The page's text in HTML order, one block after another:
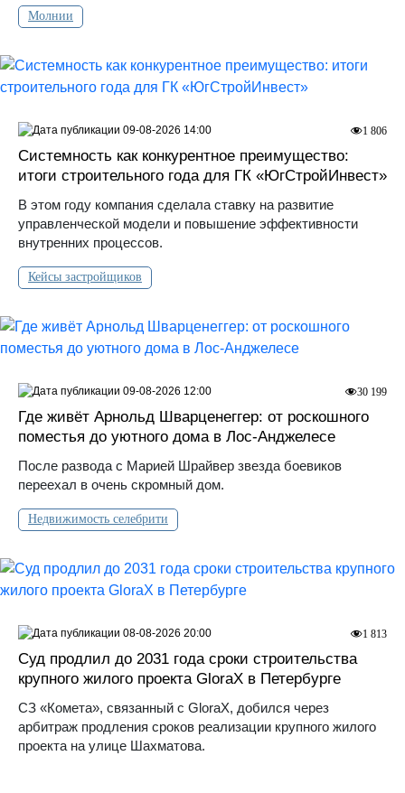
Молнии
Системность как конкурентное преимущество:
итоги строительного года для ГК «ЮгСтройИнвест»
В этом году компания сделала ставку на развитие
управленческой модели и повышение эффективности
внутренних процессов.
Кейсы застройщиков
1 806
09-08-2026 14:00
Где живёт Арнольд Шварценеггер: от роскошного
поместья до уютного дома в Лос‑Анджелесе
После развода с Марией Шрайвер звезда боевиков
переехал в очень скромный дом.
Недвижимость селебрити
30 199
09-08-2026 12:00
Суд продлил до 2031 года сроки строительства
крупного жилого проекта GloraX в Петербурге
СЗ «Комета», связанный с GloraX, добился через
арбитраж продления сроков реализации крупного жилого
проекта на улице Шахматова.
1 813
08-08-2026 20:00